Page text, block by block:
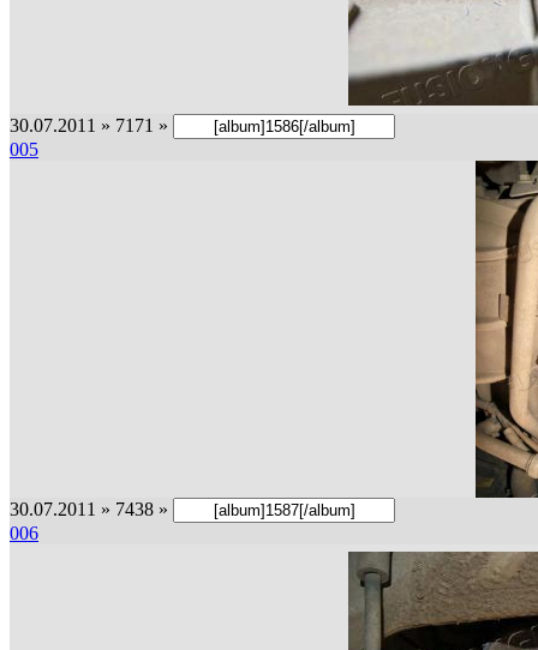
30.07.2011 » 7171 »
005
30.07.2011 » 7438 »
006